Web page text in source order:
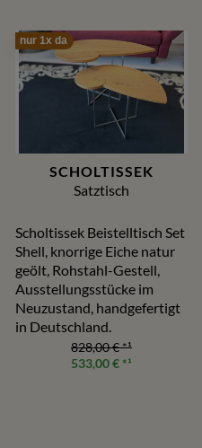
nur 1x da
SCHOLTISSEK
Satztisch
Scholtissek Beistelltisch Set
Shell, knorrige Eiche natur
geölt, Rohstahl-Gestell,
Ausstellungsstücke im
Neuzustand, handgefertigt
in Deutschland.
828,00 €*¹
533,00 €*¹